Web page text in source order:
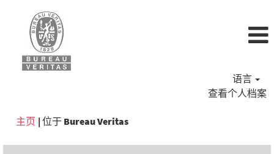
语言
查看个人档案
主页 | 位于 Bureau Veritas（当
页